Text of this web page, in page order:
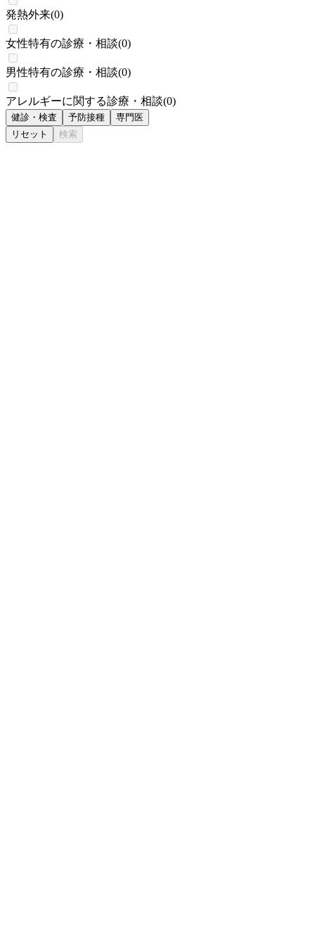
発熱外来(0)
女性特有の診療・相談(0)
男性特有の診療・相談(0)
アレルギーに関する診療・相談(0)
健診・検査 予防接種
専門医
リセット
検索